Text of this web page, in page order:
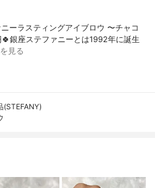
ーラスティングアイブロウ 〜チャコ
銀座ステファニーとは1992年に誕生
見る
(STEFANY)